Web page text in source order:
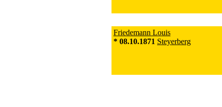
Friedemann Louis
* 08.10.1871 Steyerberg